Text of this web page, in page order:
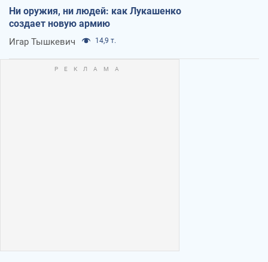
Ни оружия, ни людей: как Лукашенко
создает новую армию
Игар Тышкевич 14,9 т.